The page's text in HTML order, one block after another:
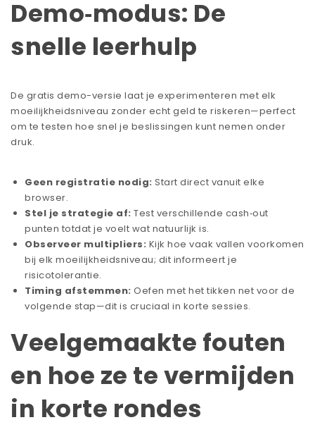
Demo‑modus: De
snelle leerhulp
De gratis demo-versie laat je experimenteren met elk
moeilijkheidsniveau zonder echt geld te riskeren—perfect
om te testen hoe snel je beslissingen kunt nemen onder
druk.
Geen registratie nodig: Start direct vanuit elke
browser.
Stel je strategie af: Test verschillende cash‑out
punten totdat je voelt wat natuurlijk is.
Observeer multipliers: Kijk hoe vaak vallen voorkomen
bij elk moeilijkheidsniveau; dit informeert je
risicotolerantie.
Timing afstemmen: Oefen met het tikken net voor de
volgende stap—dit is cruciaal in korte sessies.
Veelgemaakte fouten
en hoe ze te vermijden
in korte rondes